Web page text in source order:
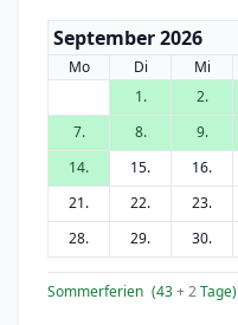
September 2026
Mo Di Mi
1.
2.
7.
8. 9.
14.
15. 16.
21.
22. 23.
28.
29. 30.
Sommerferien (43+ 2Tage)